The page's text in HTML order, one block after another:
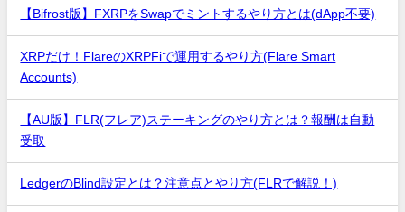
【Bifrost版】FXRPをSwapでミントするやり方とは(dApp不要)
XRPだけ！FlareのXRPFiで運用するやり方(Flare Smart
Accounts)
【AU版】FLR(フレア)ステーキングのやり方とは？報酬は自動
受取
LedgerのBlind設定とは？注意点とやり方(FLRで解説！)